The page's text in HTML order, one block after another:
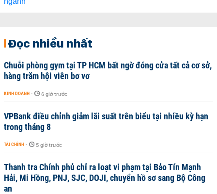
Đọc nhiều nhất
Chuỗi phòng gym tại TP HCM bất ngờ đóng cửa tất cả cơ sở,
hàng trăm hội viên bơ vơ
KINH DOANH - 6 giờ trước
VPBank điều chỉnh giảm lãi suất trên biểu tại nhiều kỳ hạn
trong tháng 8
TÀI CHÍNH - 5 giờ trước
Thanh tra Chính phủ chỉ ra loạt vi phạm tại Bảo Tín Mạnh
Hải, Mi Hồng, PNJ, SJC, DOJI, chuyển hồ sơ sang Bộ Công
an